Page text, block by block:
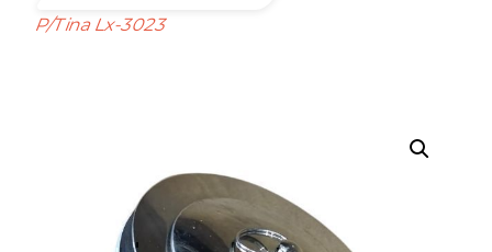
P/Tina Lx-3023